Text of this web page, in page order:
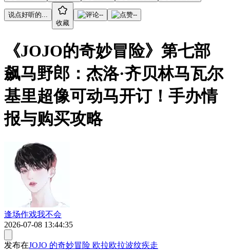
说点好听的...
收藏
-- --
《JOJO的奇妙冒险》第七部
飙马野郎：杰洛·齐贝林马瓦尔
基里超像可动马开订！手办情
报与购买攻略
逢场作戏我不会
2026-07-08 13:44:35
发布在JOJO 的奇妙冒险 欧拉欧拉波纹疾走